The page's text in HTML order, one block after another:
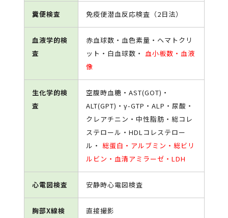
糞便検査 免疫便潜血反応検査（2日法）
血液学的検
査
赤血球数・血色素量・ヘマトクリ
ット・白血球数・ 血小板数・血液
像
生化学的検
査
空腹時血糖・AST(GOT)・
ALT(GPT)・γ-GTP・ALP・尿酸・
クレアチニン・中性脂肪・総コレ
ステロール・HDLコレステロー
ル・ 総蛋白・アルブミン・総ビリ
ルビン・血清アミラーゼ・LDH
心電図検査 安静時心電図検査
胸部X線検
直接撮影